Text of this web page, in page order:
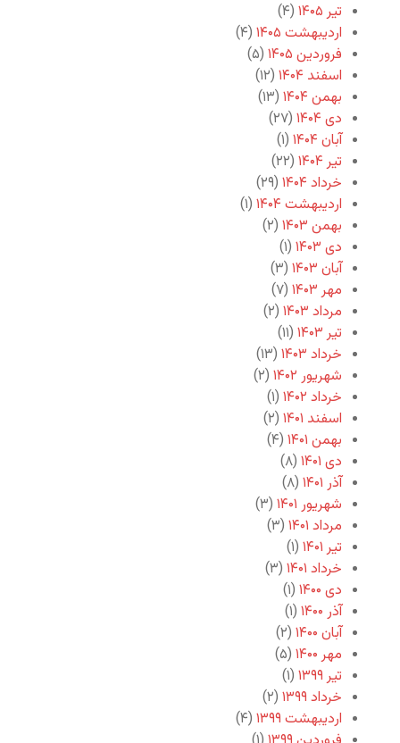
تیر ۱۴۰۵
(۴)
اردیبهشت ۱۴۰۵
(۴)
فروردین ۱۴۰۵
(۵)
اسفند ۱۴۰۴
(۱۲)
بهمن ۱۴۰۴
(۱۳)
دی ۱۴۰۴
(۲۷)
آبان ۱۴۰۴
(۱)
تیر ۱۴۰۴
(۲۲)
خرداد ۱۴۰۴
(۲۹)
اردیبهشت ۱۴۰۴
(۱)
بهمن ۱۴۰۳
(۲)
دی ۱۴۰۳
(۱)
آبان ۱۴۰۳
(۳)
مهر ۱۴۰۳
(۷)
مرداد ۱۴۰۳
(۲)
تیر ۱۴۰۳
(۱۱)
خرداد ۱۴۰۳
(۱۳)
شهریور ۱۴۰۲
(۲)
خرداد ۱۴۰۲
(۱)
اسفند ۱۴۰۱
(۲)
بهمن ۱۴۰۱
(۴)
دی ۱۴۰۱
(۸)
آذر ۱۴۰۱
(۸)
شهریور ۱۴۰۱
(۳)
مرداد ۱۴۰۱
(۳)
تیر ۱۴۰۱
(۱)
خرداد ۱۴۰۱
(۳)
دی ۱۴۰۰
(۱)
آذر ۱۴۰۰
(۱)
آبان ۱۴۰۰
(۲)
مهر ۱۴۰۰
(۵)
تیر ۱۳۹۹
(۱)
خرداد ۱۳۹۹
(۲)
اردیبهشت ۱۳۹۹
(۴)